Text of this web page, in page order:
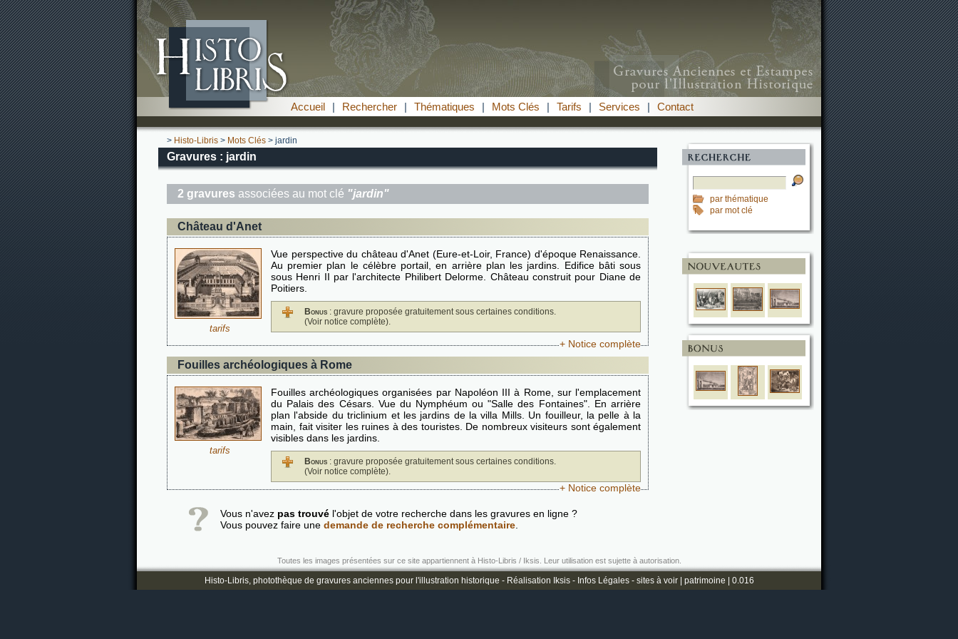
Accueil | Rechercher | Thématiques | Mots Clés | Tarifs | Services | Contact
par thématique
par mot clé
> Histo-Libris > Mots Clés > jardin
Gravures : jardin
2 gravures associées au mot clé "jardin"
Château d'Anet
tarifs
Vue perspective du château d'Anet (Eure-et-Loir, France) d'époque Renaissance.
Au premier plan le célèbre portail, en arrière plan les jardins. Edifice bâti sous
sous Henri II par l'architecte Philibert Delorme. Château construit pour Diane de
Poitiers.
Bonus : gravure proposée gratuitement sous certaines conditions.
(Voir notice complète).
+ Notice complète
Fouilles archéologiques à Rome
tarifs
Fouilles archéologiques organisées par Napoléon III à Rome, sur l'emplacement
du Palais des Césars. Vue du Nymphéum ou "Salle des Fontaines". En arrière
plan l'abside du triclinium et les jardins de la villa Mills. Un fouilleur, la pelle à la
main, fait visiter les ruines à des touristes. De nombreux visiteurs sont également
visibles dans les jardins.
Bonus : gravure proposée gratuitement sous certaines conditions.
(Voir notice complète).
+ Notice complète
Vous n'avez pas trouvé l'objet de votre recherche dans les gravures en ligne ?
Vous pouvez faire une demande de recherche complémentaire
Toutes les images présentées sur ce site appartiennent à Histo-Libris / Iksis. Leur utilisation est sujette à autorisation.
Histo-Libris, photothèque de gravures anciennes pour l'illustration historique - Réalisation Iksis- Infos Légales- sites à voir| patrimoine | 0.016